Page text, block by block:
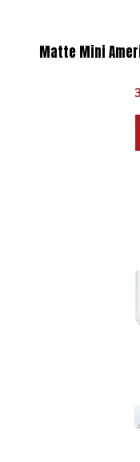
Matte Mini